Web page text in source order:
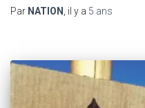
Par NATION , il y a 5 ans